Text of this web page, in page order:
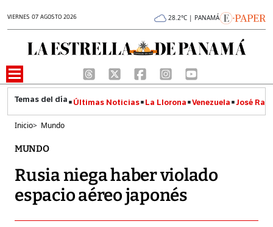
VIERNES 07 AGOSTO 2026 28.2°C | PANAMÁ
Últimas Noticias La Llorona Venezuela José
Inicio> Mundo
MUNDO
Rusia niega haber violado
espacio aéreo japonés